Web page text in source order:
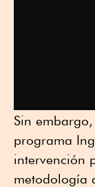
Sin
programa
intervención
metodología